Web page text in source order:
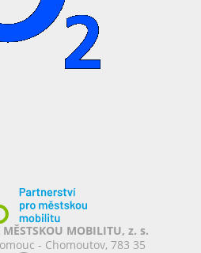
MĚSTSKOU MOBILITU, z. s.
- Chomoutov, 783 35